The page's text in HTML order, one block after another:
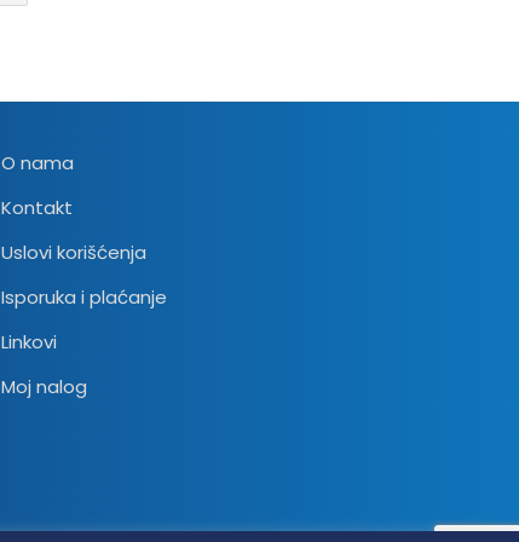
O nama
Kontakt
Uslovi korišćenja
Isporuka i plaćanje
Linkovi
Moj nalog